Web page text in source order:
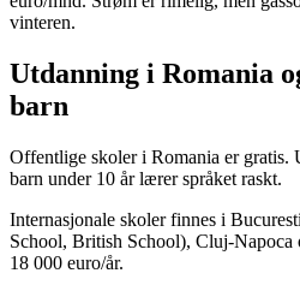
vinteren.
Utdanning i Romania
barn
Offentlige skoler i Romania er
barn under 10 år lærer språket raskt.
Internasjonale skoler finnes i
School, British School), Cluj-Napoca
18 000 euro/år.